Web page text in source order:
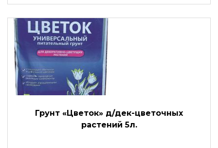
Грунт «Цветок» д/дек-цветочных
растений 5л.